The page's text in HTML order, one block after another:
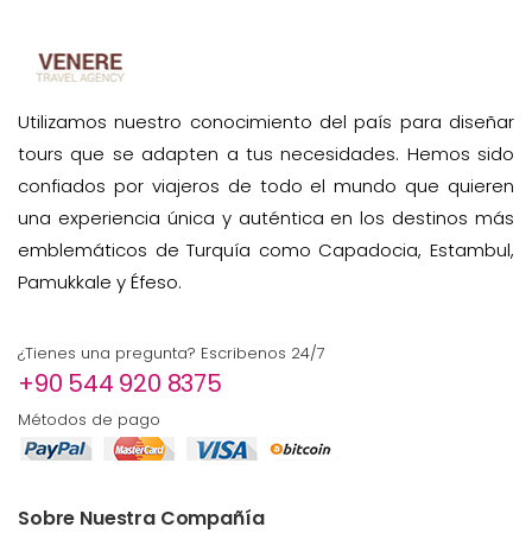
Utilizamos nuestro conocimiento del país para diseñar
tours que se adapten a tus necesidades. Hemos sido
confiados por viajeros de todo el mundo que quieren
una experiencia única y auténtica en los destinos más
emblemáticos de Turquía como Capadocia, Estambul,
Pamukkale y Éfeso.
¿Tienes una pregunta? Escribenos 24/7
+90 544 920 8375
Métodos de pago
Sobre Nuestra Compañía